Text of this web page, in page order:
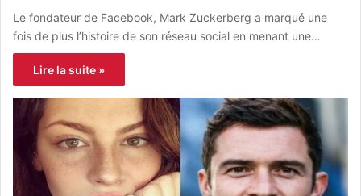
Le fondateur de Facebook, Mark Zuckerberg a marqué une
fois de plus l’histoire de son réseau social en menant une…
Lire la suite »